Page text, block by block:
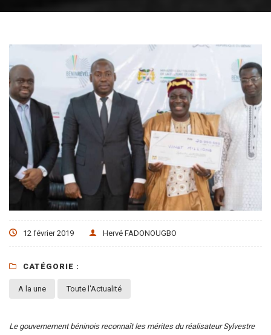
12 février 2019 Hervé FADONOUGBO
CATÉGORIE :
A la une Toute l'Actualité
Le gouvernement béninois reconnaît les mérites du réalisateur Sylvestre